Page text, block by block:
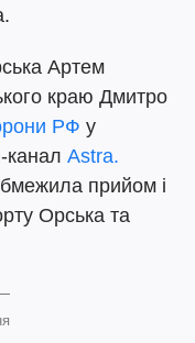
Артем
краю Дмитро
РФ у
канал Astra.
прийом і
Орська та